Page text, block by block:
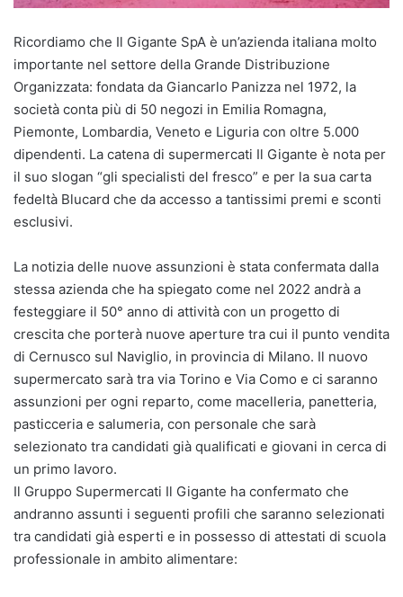
Ricordiamo che Il Gigante SpA è un’azienda italiana molto
importante nel settore della Grande Distribuzione
Organizzata: fondata da Giancarlo Panizza nel 1972, la
società conta più di 50 negozi in Emilia Romagna,
Piemonte, Lombardia, Veneto e Liguria con oltre 5.000
dipendenti. La catena di supermercati Il Gigante è nota per
il suo slogan “gli specialisti del fresco” e per la sua carta
fedeltà Blucard che da accesso a tantissimi premi e sconti
esclusivi.
La notizia delle nuove assunzioni è stata confermata dalla
stessa azienda che ha spiegato come nel 2022 andrà a
festeggiare il 50° anno di attività con un progetto di
crescita che porterà nuove aperture tra cui il punto vendita
di Cernusco sul Naviglio, in provincia di Milano. Il nuovo
supermercato sarà tra via Torino e Via Como e ci saranno
assunzioni per ogni reparto, come macelleria, panetteria,
pasticceria e salumeria, con personale che sarà
selezionato tra candidati già qualificati e giovani in cerca di
un primo lavoro.
Il Gruppo Supermercati Il Gigante ha confermato che
andranno assunti i seguenti profili che saranno selezionati
tra candidati già esperti e in possesso di attestati di scuola
professionale in ambito alimentare: